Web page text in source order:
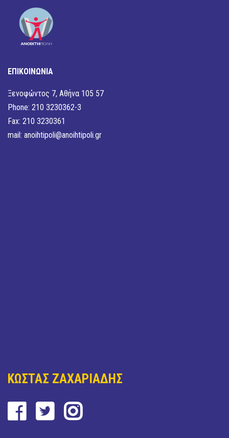
ΕΠΙΚΟΙΝΩΝΙΑ
Ξενοφώντος 7, Αθήνα 105 57
Phone: 210 3230362-3
Fax: 210 3230361
mail: anoihtipoli@anoihtipoli.gr
ΚΩΣΤΑΣ ΖΑΧΑΡΙΑΔΗΣ